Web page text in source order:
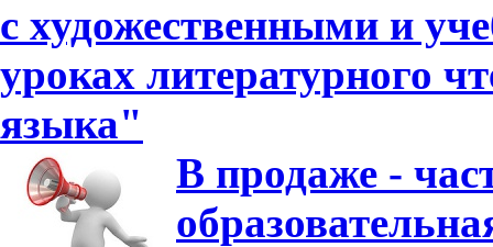
с художественными и
уроках литературного
языка"
В продаже -